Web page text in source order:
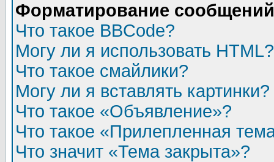
Форматирование
Что такое BBCode?
Могу ли я использовать HTML?
Что такое смайлики?
Могу ли я вставлять картинки?
Что такое «Объявление»?
Что такое «Прилепленная
Что значит «Тема закрыта»?